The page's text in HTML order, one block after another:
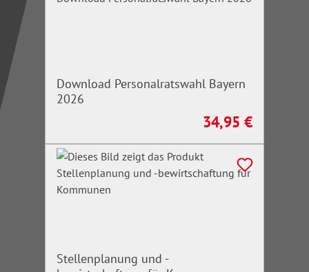
Download Personalratswahl Bayern
2026
Regulärer Preis:
34,95 €
Stellenplanung und -